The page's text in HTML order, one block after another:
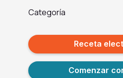
Categoría
Receta
Comenzar